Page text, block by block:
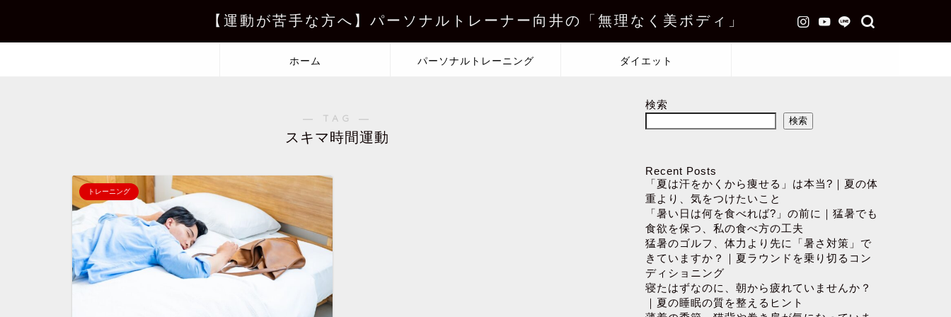
【運動が苦手な方へ】パーソナルトレーナー向井の「無理なく美ボディ」
ホーム パーソナルトレーニング ダイエット
― TAG ―
スキマ時間運動
トレーニング
検索
検索
Recent Posts
「夏は汗をかくから痩せる」は本当?｜夏の体
重より、気をつけたいこと
「暑い日は何を食べれば?」の前に｜猛暑でも
食欲を保つ、私の食べ方の工夫
猛暑のゴルフ、体力より先に「暑さ対策」で
きていますか？｜夏ラウンドを乗り切るコン
ディショニング
寝たはずなのに、朝から疲れていませんか？
｜夏の睡眠の質を整えるヒント